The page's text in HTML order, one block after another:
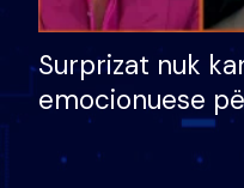
Surprizat nuk
emocionuese
nëna dhe
nuk i mban dot